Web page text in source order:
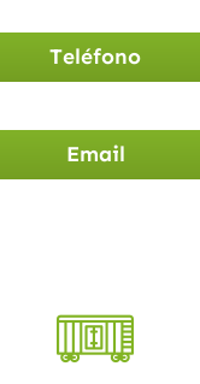
Teléfono
Email